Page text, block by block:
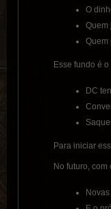
O
Quem
Quem
Esse fundo é
DC
Para iniciar
No futuro, com